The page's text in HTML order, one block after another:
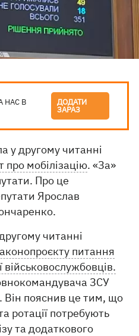
НАС В ДОДАТИ
ЗАРАЗ
у другому читанні
мобілізацію. «За»
Про це
Ярослав
читанні
питання
військовослужбовців.
ЗСУ
Він пояснив це тим, що
ротації потребують
та додаткового